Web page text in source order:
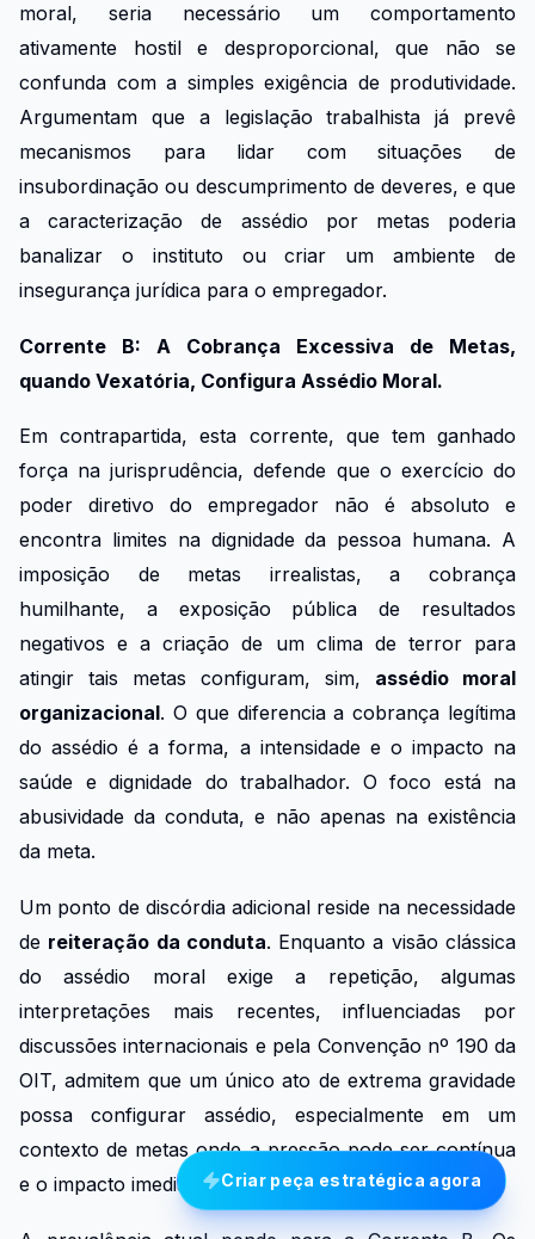
moral, seria necessário um comportamento
ativamente hostil e desproporcional, que não se
confunda com a simples exigência de produtividade.
Argumentam que a legislação trabalhista já prevê
mecanismos para lidar com situações de
insubordinação ou descumprimento de deveres, e que
a caracterização de assédio por metas poderia
banalizar o instituto ou criar um ambiente de
insegurança jurídica para o empregador.
Corrente B: A Cobrança Excessiva de Metas,
quando Vexatória, Configura Assédio Moral.
Em contrapartida, esta corrente, que tem ganhado
força na jurisprudência, defende que o exercício do
poder diretivo do empregador não é absoluto e
encontra limites na dignidade da pessoa humana. A
imposição de metas irrealistas, a cobrança
humilhante, a exposição pública de resultados
negativos e a criação de um clima de terror para
atingir tais metas configuram, sim, assédio moral
organizacional. O que diferencia a cobrança legítima
do assédio é a forma, a intensidade e o impacto na
saúde e dignidade do trabalhador. O foco está na
abusividade da conduta, e não apenas na existência
da meta.
Um ponto de discórdia adicional reside na necessidade
de reiteração da conduta. Enquanto a visão clássica
do assédio moral exige a repetição, algumas
interpretações mais recentes, influenciadas por
discussões internacionais e pela Convenção nº 190 da
OIT, admitem que um único ato de extrema gravidade
possa configurar assédio, especialmente em um
contexto de metas onde a pressão pode ser contínua
e o impacto imediato e devastador.Criar peça estratégica agora